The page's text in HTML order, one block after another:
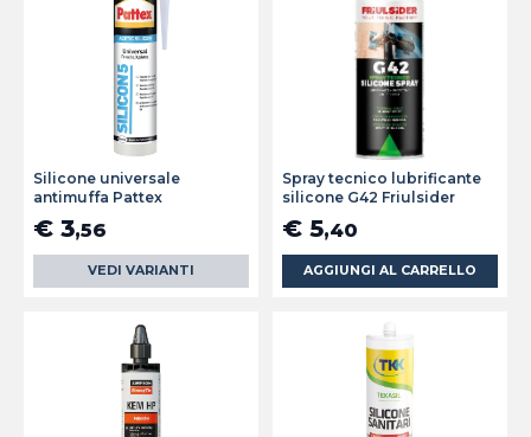
Silicone universale
antimuffa Pattex
€ 3,56
VEDI VARIANTI
Spray tecnico lubrificante
silicone G42 Friulsider
€ 5,40
AGGIUNGI AL CARRELLO